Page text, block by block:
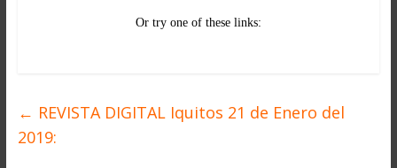
← REVISTA DIGITAL Iquitos 21 de Enero del
2019: